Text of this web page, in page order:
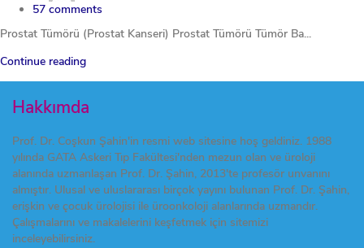
57 comments
Prostat Tümörü (Prostat Kanseri) Prostat Tümörü Tümör Ba...
Continue reading
Hakkımda
Prof. Dr. Coşkun Şahin'in resmi web sitesine hoş geldiniz. 1988
yılında GATA Askeri Tıp Fakültesi'nden mezun olan ve üroloji
alanında uzmanlaşan Prof. Dr. Şahin, 2013'te profesör unvanını
almıştır. Ulusal ve uluslararası birçok yayını bulunan Prof. Dr. Şahin,
erişkin ve çocuk ürolojisi ile üroonkoloji alanlarında uzmandır.
Çalışmalarını ve makalelerini keşfetmek için sitemizi
inceleyebilirsiniz.